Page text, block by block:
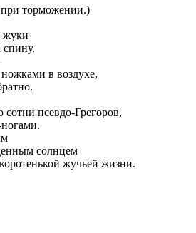
торможении.)
жуки
спину.
в воздухе,
псевдо-Грегоров,
солнцем
жучьей жизни.